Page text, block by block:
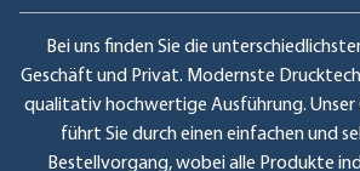
Bei uns finden Sie die
Geschäft und Privat. Modernste
qualitativ hochwertige Ausführung.
führt Sie durch einen einfachen und
Bestellvorgang, wobei alle Produkte